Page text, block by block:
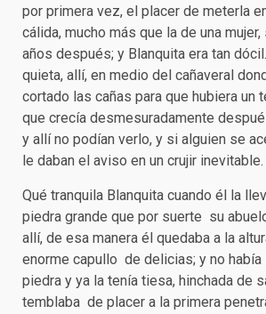
por primera vez, el placer de meterla
cálida, mucho más que la de una
años después; y Blanquita era tan
quieta, allí, en medio del cañaveral
cortado las cañas para que hubiera un
que crecía desmesuradamente
y allí no podían verlo, y si alguien se
le daban el aviso en un crujir inevitable.
Qué tranquila Blanquita cuando él la
piedra grande que por suerte su
allí, de esa manera él quedaba a la
enorme capullo de delicias; y no había
piedra y ya la tenía tiesa, hinchada de
temblaba de placer a la primera